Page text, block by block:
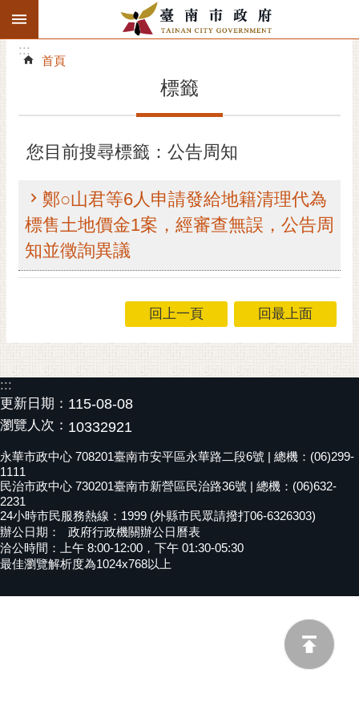
跳到主要內容區塊
搜
階
精彩府城
市府團隊
主題服務
黃
偉
哲
螢
光
花
泉
桐
花
祭
:::
:::
首頁
標籤
您目前搜尋標籤：公告周知
鄭○山君等6人申請發給地籍清理代為
標售土地價金1案，經審查無誤，公告周
知並徵詢異議
回上一頁 回最上面
:::
更新日期： 115-08-08
瀏覽人次： 10332921
永華市政中心 708201臺南市安平區永華路二段6號 | 總機：(06)299-
1111
民治市政中心 730201臺南市新營區民治路36號 | 總機：(06)632-
2231
24小時市民服務熱線：1999 (外縣市民眾請撥打06-6326303)
辦公日期：
政府行政機關辦公日曆表
洽公時間：上午 8:00-12:00，下午 01:30-05:30
最佳瀏覽解析度為1024x768以上